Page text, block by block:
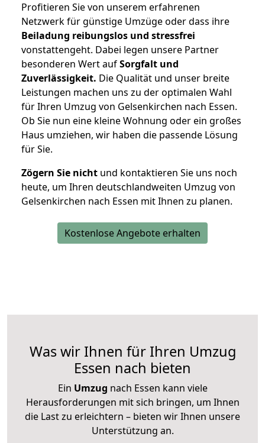
Profitieren Sie von unserem erfahrenen
Netzwerk für günstige Umzüge oder dass ihre
Beiladung reibungslos und stressfrei
vonstattengeht. Dabei legen unsere Partner
besonderen Wert aufSorgfalt und
Zuverlässigkeit. Die Qualität und unser breite
Leistungen machen uns zu der optimalen Wahl
für Ihren Umzug von Gelsenkirchen nach Essen.
Ob Sie nun eine kleine Wohnung oder ein großes
Haus umziehen, wir haben die passende Lösung
für Sie.
Zögern Sie nicht und kontaktieren Sie uns noch
heute, um Ihren deutschlandweiten Umzug von
Gelsenkirchen nach Essen mit Ihnen zu planen.
Kostenlose Angebote erhalten
Was wir Ihnen für Ihren Umzug
Essen nach bieten
Ein Umzug nach Essen kann viele
Herausforderungen mit sich bringen, um Ihnen
die Last zu erleichtern – bieten wir Ihnen unsere
Unterstützung an.